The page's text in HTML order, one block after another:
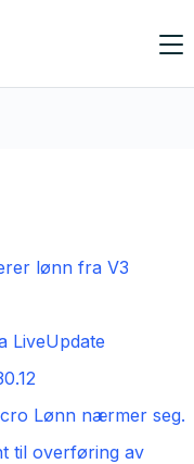
lønn fra V3
LiveUpdate
Lønn nærmer seg.
til overføring av